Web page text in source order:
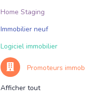
Home Staging
Immobilier neuf
Logiciel immobilier
Promoteurs
Afficher tout